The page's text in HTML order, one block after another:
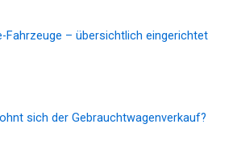
Fahrzeuge – übersichtlich eingerichtet
sich der Gebrauchtwagenverkauf?